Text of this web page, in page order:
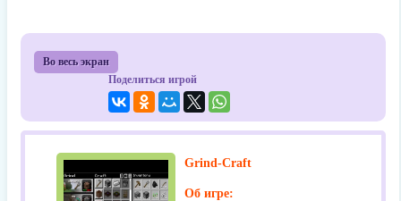
Во весь экран
Поделиться игрой
Grind-Craft
Об игре: